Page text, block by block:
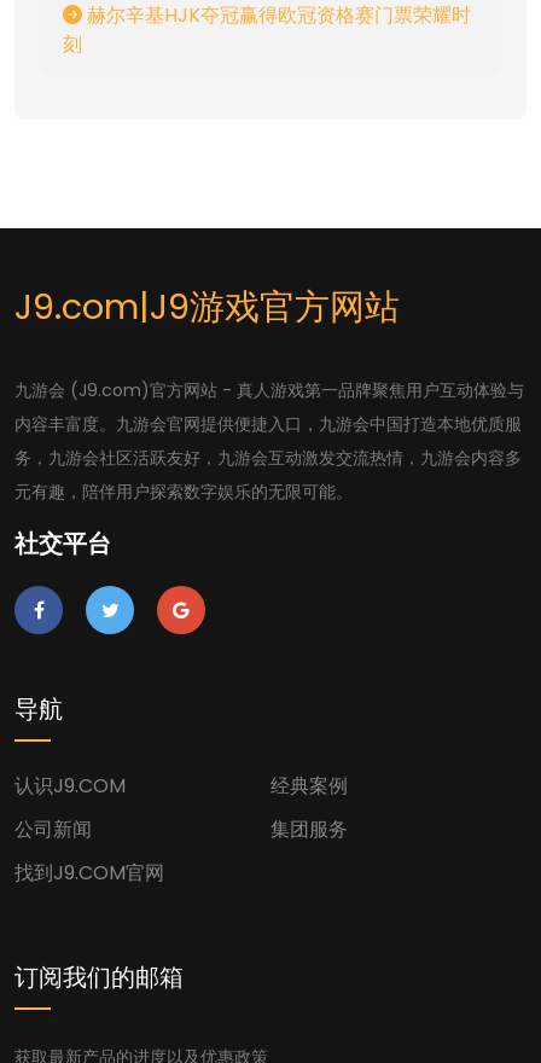
赫尔辛基HJK夺冠赢得欧冠资格赛门票荣耀时
刻
J9.com|J9游戏官方网站
九游会 (J9.com)官方网站 - 真人游戏第一品牌聚焦用户互动体验与
内容丰富度。九游会官网提供便捷入口，九游会中国打造本地优质服
务，九游会社区活跃友好，九游会互动激发交流热情，九游会内容多
元有趣，陪伴用户探索数字娱乐的无限可能。
社交平台
导航
认识J9.COM
经典案例
公司新闻
集团服务
找到J9.COM官网
订阅我们的邮箱
获取最新产品的进度以及优惠政策